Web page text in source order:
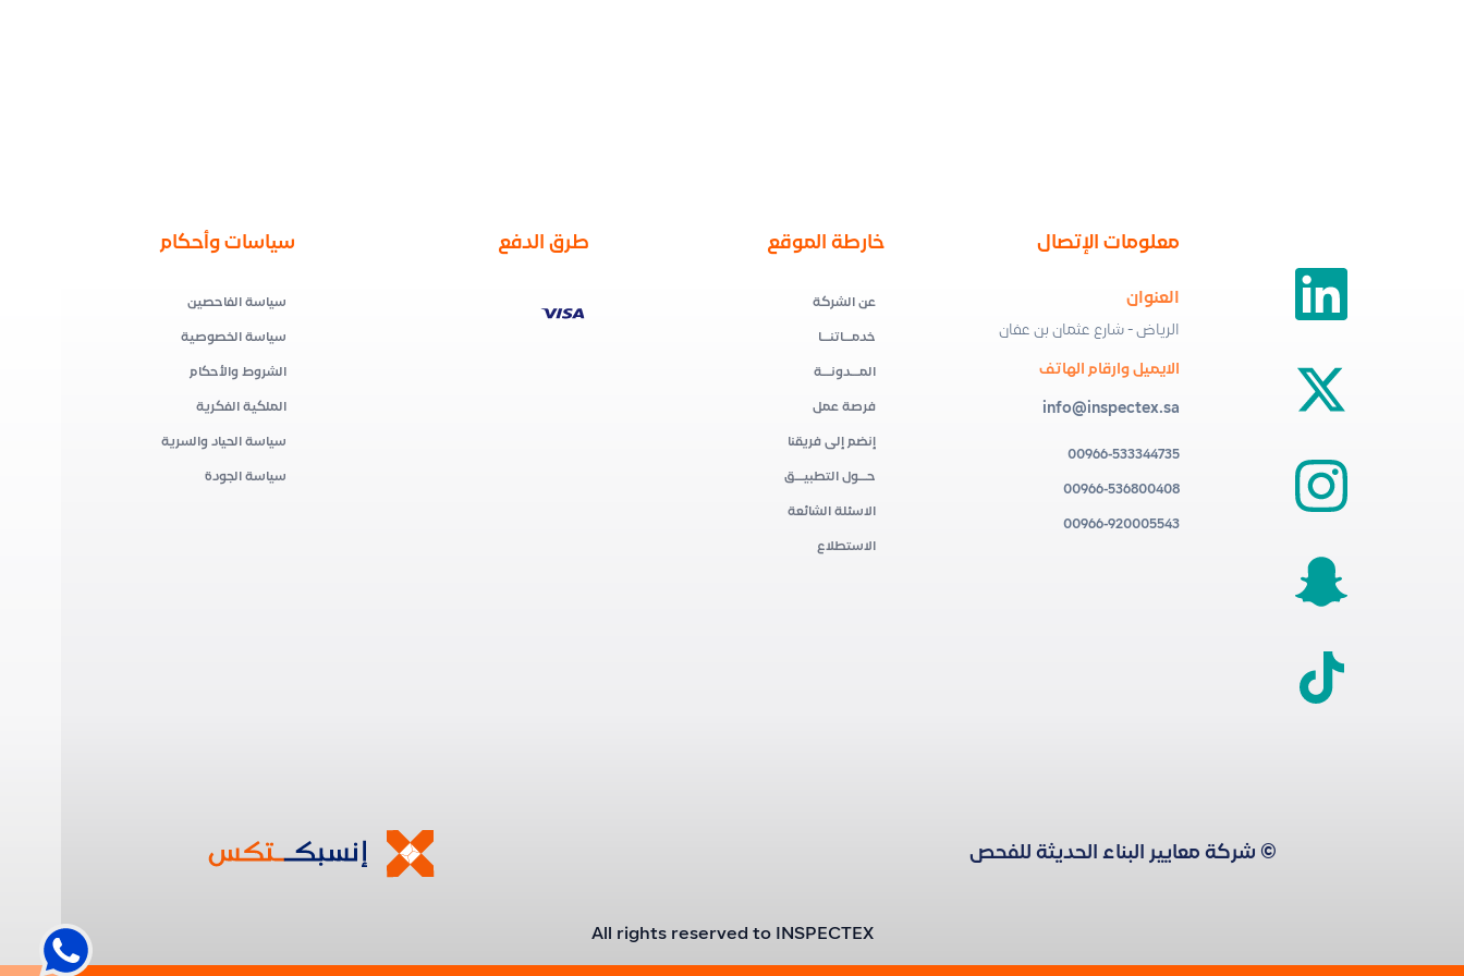
معلومات الإتصال
العنوان
الرياض - شارع عثمان بن عفان
الايميل وارقام الهاتف
info@inspectex.sa
00966-533344735
00966-536800408
00966-920005543
خارطة الموقع
عن الشركة
خدمــاتنــا
المــدونــة
فرصة عمل
إنضم إلى فريقنا
حــول التطبيــق
الاسئلة الشائعة
الاستطلاع
طرق الدفع سياسات وأحكام
سياسة الفاحصين
سياسة الخصوصية
الشروط والأحكام
الملكية الفكرية
سياسة الحياد والسرية
سياسة الجودة
© شركة معايير البناء الحديثة للفحص
All rights reserved to INSPECTEX